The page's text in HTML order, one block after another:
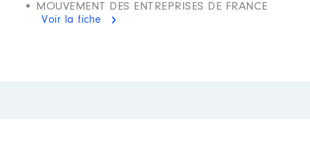
• MOUVEMENT DES ENTREPRISES DE FRANCE
Voir la fiche